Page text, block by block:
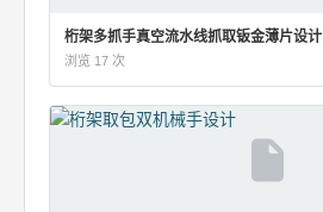
桁架多抓手真空流水线抓取钣金薄片设计
浏览 17 次